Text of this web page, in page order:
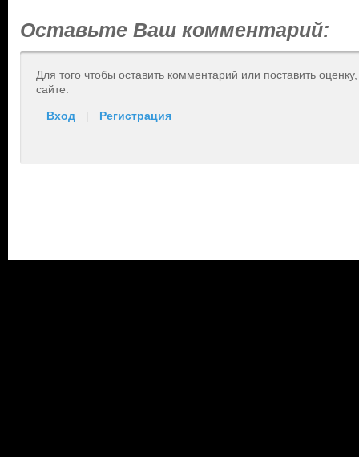
Оставьте Ваш комментарий:
Для того чтобы оставить комментарий или поставить
сайте.
Вход | Регистрация